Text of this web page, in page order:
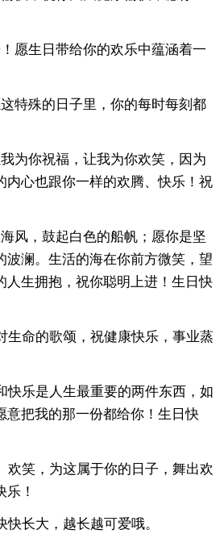
愿生日带给你的欢乐中蕴涵着一
特殊的日子里，你的每时每刻都
为你祝福，让我为你欢笑，因为
内心也跟你一样的欢腾、快乐！祝
风，鼓起白色的船帆；愿你是坚
波澜。生活的海在你前方微笑，望
人生拥抱，祝你聪明上进！生日快
生命的歌颂，祝健康快乐，事业蒸
快乐是人生最重要的两件东西，如
意把我的那一份都给你！生日快
欢笑，为这属于你的日子，舞出欢
！
快长大，越长越可爱哦。